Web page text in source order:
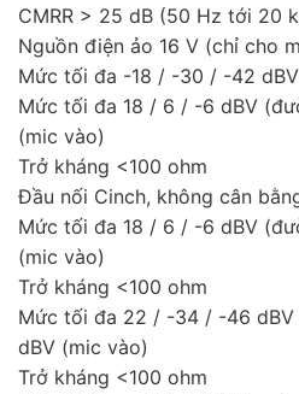
CMRR > 25 dB (50 Hz tới 20
Nguồn điện ảo 16 V (chỉ cho
Mức tối đa -18 / -30 / -42 dBV
Mức tối đa 18 / 6 / -6 dBV
(mic vào)
Trở kháng <100 ohm
Đầu nối Cinch, không cân
Mức tối đa 18 / 6 / -6 dBV
(mic vào)
Trở kháng <100 ohm
Mức tối đa 22 / -34 / -46
dBV (mic vào)
Trở kháng <100 ohm